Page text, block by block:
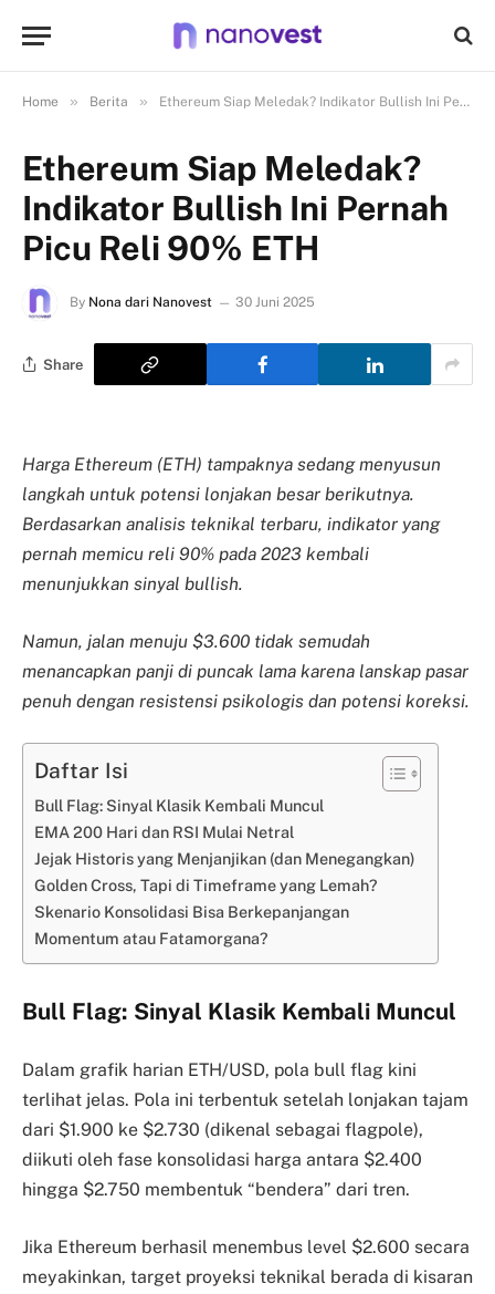
Home » Berita » Ethereum Siap Meledak? Indikator Bullish Ini Pernah Picu Reli 90% ETH
Ethereum Siap Meledak?
Indikator Bullish Ini Pernah
Picu Reli 90% ETH
By Nona dari Nanovest 30 Juni 2025
Share
Harga Ethereum (ETH) tampaknya sedang menyusun
langkah untuk potensi lonjakan besar berikutnya.
Berdasarkan analisis teknikal terbaru, indikator yang
pernah memicu reli 90% pada 2023 kembali
menunjukkan sinyal bullish.
Namun, jalan menuju $3.600 tidak semudah
menancapkan panji di puncak lama karena lanskap pasar
penuh dengan resistensi psikologis dan potensi koreksi.
Daftar Isi
Bull Flag: Sinyal Klasik Kembali Muncul
EMA 200 Hari dan RSI Mulai Netral
Jejak Historis yang Menjanjikan (dan Menegangkan)
Golden Cross, Tapi di Timeframe yang Lemah?
Skenario Konsolidasi Bisa Berkepanjangan
Momentum atau Fatamorgana?
Bull Flag: Sinyal Klasik Kembali Muncul
Dalam grafik harian ETH/USD, pola bull flag kini
terlihat jelas. Pola ini terbentuk setelah lonjakan tajam
dari $1.900 ke $2.730 (dikenal sebagai flagpole),
diikuti oleh fase konsolidasi harga antara $2.400
hingga $2.750 membentuk “bendera” dari tren.
Jika Ethereum berhasil menembus level $2.600 secara
meyakinkan, target proyeksi teknikal berada di kisaran